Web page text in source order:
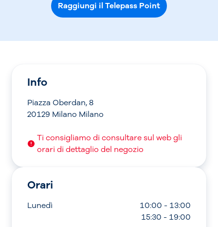
Raggiungi il Telepass Point
Info
Piazza Oberdan, 8
20129 Milano Milano
Ti consigliamo di consultare sul web gli
orari di dettaglio del negozio
Orari
Lunedì
10:00 - 13:00
15:30 - 19:00